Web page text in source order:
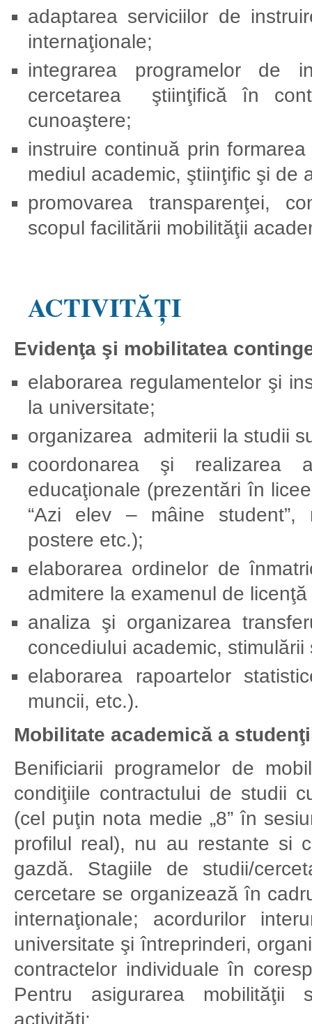
adaptarea serviciilor de
internaţionale;
integrarea programelor de
cercetarea ştiinţifică în
cunoaştere;
instruire continuă prin
mediul academic, ştiinţific şi de
promovarea transparenţei,
scopul facilitării mobilităţii
ACTIVITĂŢI
Evidenţa şi mobilitatea
elaborarea regulamentelor şi
la universitate;
organizarea admiterii la studii
coordonarea şi realizarea
educaţionale (prezentări în
“Azi elev – mâine student”,
postere etc.);
elaborarea ordinelor de
admitere la examenul de
analiza şi organizarea
concediului academic,
elaborarea rapoartelor
muncii, etc.).
Mobilitate academică a
Benificiarii programelor de
condiţiile contractului de studii
(cel puţin nota medie „8” în
profilul real), nu au restante si
gazdă. Stagiile de studii/
cercetare se organizează în
internaţionale; acordurilor
universitate şi întreprinderi,
contractelor individuale în
Pentru asigurarea mobilităţii
activităţi: